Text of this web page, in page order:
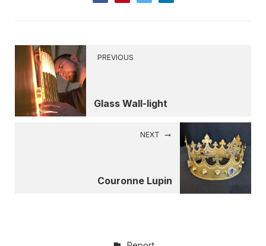
PREVIOUS
Glass Wall-light
NEXT
Couronne Lupin